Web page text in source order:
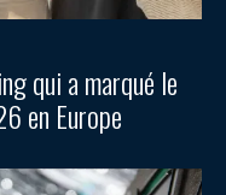
qui a marqué le
en Europe